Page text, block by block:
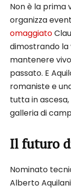
Non è la prima
organizza
omaggiato
dimostrando la
mantenere
passato. E
romaniste e
tutta in
galleria di
Il futuro
Nominato
Alberto